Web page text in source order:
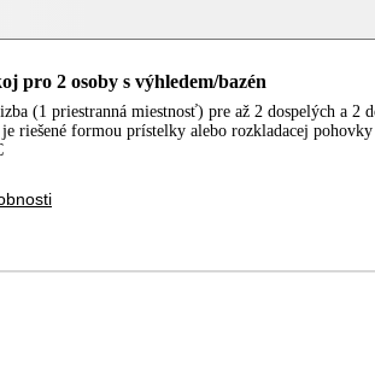
pro 2 osoby s výhledem/bazén
(1 priestranná miestnosť) pre až 2 dospelých a 2
riešené formou prístelky alebo rozkladacej pohovky